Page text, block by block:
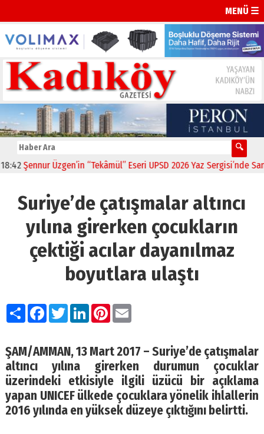
MENÜ ☰
Şennur Üzgen’in “Tekâmül” Eseri UPSD 2026 Yaz Sergisi’nde
Suriye’de çatışmalar altıncı
yılına girerken çocukların
çektiği acılar dayanılmaz
boyutlara ulaştı
PaylaşFacebook
TwitterLinkedIn
Pinterest
Email
ŞAM/AMMAN, 13 Mart 2017 – Suriye’de çatışmalar
altıncı yılına girerken durumun çocuklar
üzerindeki etkisiyle ilgili üzücü bir açıklama
yapan UNICEF ülkede çocuklara yönelik ihlallerin
2016 yılında en yüksek düzeye çıktığını belirtti.